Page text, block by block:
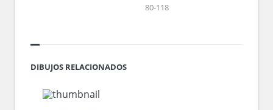
80-118
DIBUJOS RELACIONADOS